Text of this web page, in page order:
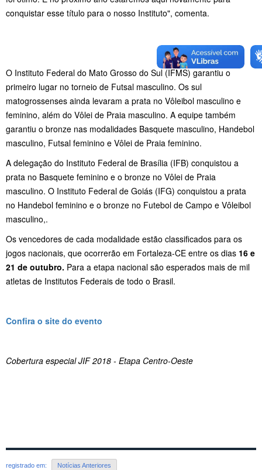
conquistar esse título para o nosso Instituto", comenta.
O Instituto Federal do Mato Grosso do Sul (IFMS) garantiu o
primeiro lugar no torneio de Futsal masculino. Os sul
matogrossenses ainda levaram a prata no Vôleibol masculino e
feminino, além do Vôlei de Praia masculino. A equipe também
garantiu o bronze nas modalidades Basquete masculino, Handebol
masculino, Futsal feminino e Vôlei de Praia feminino.
A delegação do Instituto Federal de Brasília (IFB) conquistou a
prata no Basquete feminino e o bronze no Vôlei de Praia
masculino. O Instituto Federal de Goiás (IFG) conquistou a prata
no Handebol feminino e o bronze no Futebol de Campo e Vôleibol
masculino,.
Os vencedores de cada modalidade estão classificados para os
jogos nacionais, que ocorrerão em Fortaleza-CE entre os dias 16 e
21 de outubro. Para a etapa nacional são esperados mais de mil
atletas de Institutos Federais de todo o Brasil.
Confira o site do evento
Cobertura especial JIF 2018 - Etapa Centro-Oeste
registrado em: Notícias Anteriores